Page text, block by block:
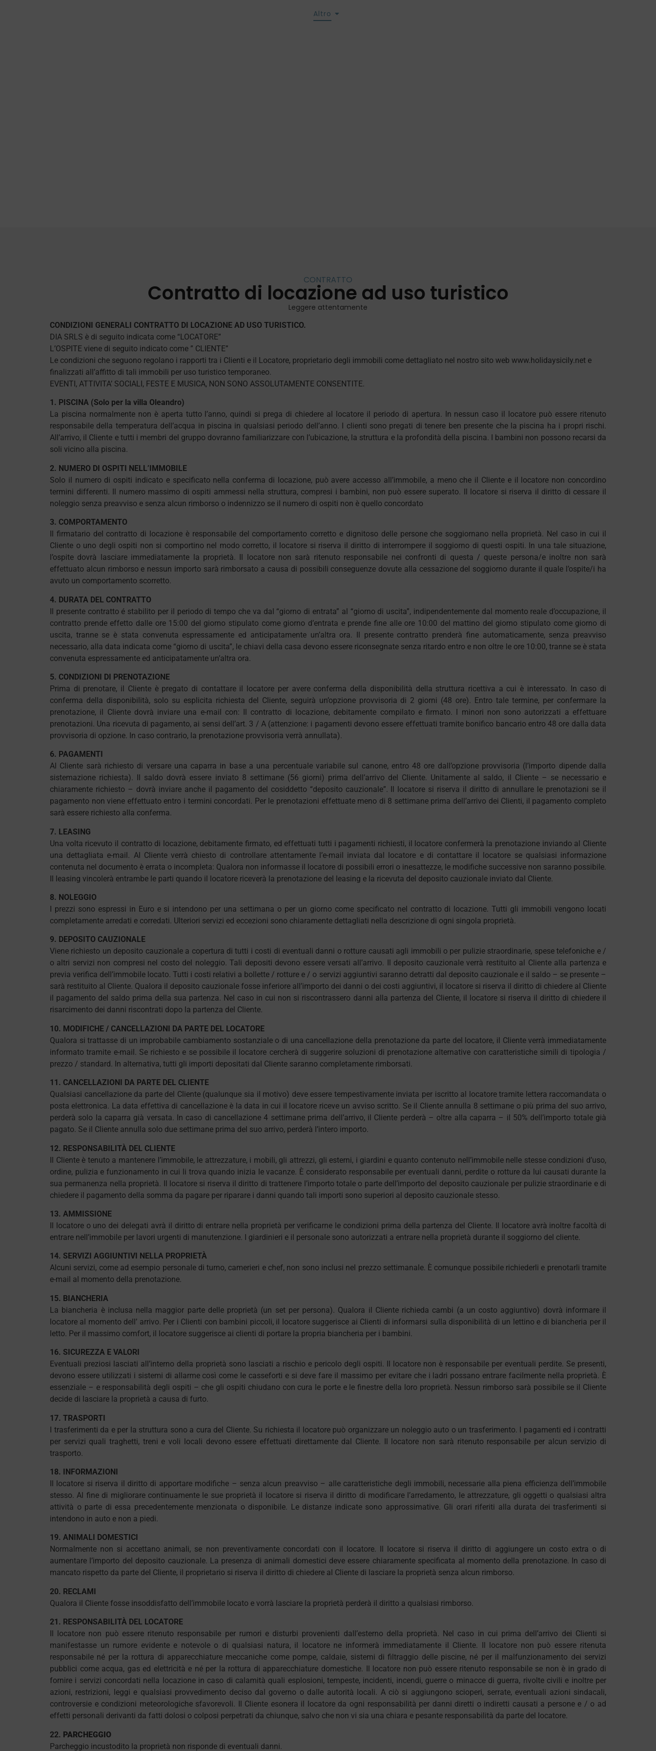
Altro
CONTRATTO
Contratto di locazione ad uso turistico
Leggere attentamente
CONDIZIONI GENERALI CONTRATTO DI LOCAZIONE AD USO TURISTICO.
DIA SRLS è di seguito indicata come “LOCATORE”
L’OSPITE viene di seguito indicato come ” CLIENTE”
Le condizioni che seguono regolano i rapporti tra i Clienti e il Locatore, proprietario degli immobili come dettagliato nel nostro sito web www.holidaysicily.net e
finalizzati all’affitto di tali immobili per uso turistico temporaneo.
EVENTI, ATTIVITA’ SOCIALI, FESTE E MUSICA, NON SONO ASSOLUTAMENTE CONSENTITE.
1. PISCINA (Solo per la villa Oleandro)
La piscina normalmente non è aperta tutto l’anno, quindi si prega di chiedere al locatore il periodo di apertura. In nessun caso il locatore può essere ritenuto
responsabile della temperatura dell’acqua in piscina in qualsiasi periodo dell’anno. I clienti sono pregati di tenere ben presente che la piscina ha i propri rischi.
All’arrivo, il Cliente e tutti i membri del gruppo dovranno familiarizzare con l’ubicazione, la struttura e la profondità della piscina. I bambini non possono recarsi da
soli vicino alla piscina.
2. NUMERO DI OSPITI NELL’IMMOBILE
Solo il numero di ospiti indicato e specificato nella conferma di locazione, può avere accesso all’immobile, a meno che il Cliente e il locatore non concordino
termini differenti. Il numero massimo di ospiti ammessi nella struttura, compresi i bambini, non può essere superato. Il locatore si riserva il diritto di cessare il
noleggio senza preavviso e senza alcun rimborso o indennizzo se il numero di ospiti non è quello concordato
3. COMPORTAMENTO
Il firmatario del contratto di locazione è responsabile del comportamento corretto e dignitoso delle persone che soggiornano nella proprietà. Nel caso in cui il
Cliente o uno degli ospiti non si comportino nel modo corretto, il locatore si riserva il diritto di interrompere il soggiorno di questi ospiti. In una tale situazione,
l’ospite dovrà lasciare immediatamente la proprietà. Il locatore non sarà ritenuto responsabile nei confronti di questa / queste persona/e inoltre non sarà
effettuato alcun rimborso e nessun importo sarà rimborsato a causa di possibili conseguenze dovute alla cessazione del soggiorno durante il quale l’ospite/i ha
avuto un comportamento scorretto.
4. DURATA DEL CONTRATTO
Il presente contratto é stabilito per il periodo di tempo che va dal “giorno di entrata” al “giorno di uscita”, indipendentemente dal momento reale d’occupazione, il
contratto prende effetto dalle ore 15:00 del giorno stipulato come giorno d’entrata e prende fine alle ore 10:00 del mattino del giorno stipulato come giorno di
uscita, tranne se è stata convenuta espressamente ed anticipatamente un’altra ora. Il presente contratto prenderà fine automaticamente, senza preavviso
necessario, alla data indicata come “giorno di uscita”, le chiavi della casa devono essere riconsegnate senza ritardo entro e non oltre le ore 10:00, tranne se è stata
convenuta espressamente ed anticipatamente un’altra ora.
5. CONDIZIONI DI PRENOTAZIONE
Prima di prenotare, il Cliente è pregato di contattare il locatore per avere conferma della disponibilità della struttura ricettiva a cui è interessato. In caso di
conferma della disponibilità, solo su esplicita richiesta del Cliente, seguirà un’opzione provvisoria di 2 giorni (48 ore). Entro tale termine, per confermare la
prenotazione, il Cliente dovrà inviare una e-mail con: Il contratto di locazione, debitamente compilato e firmato. I minori non sono autorizzati a effettuare
prenotazioni. Una ricevuta di pagamento, ai sensi dell’art. 3 / A (attenzione: i pagamenti devono essere effettuati tramite bonifico bancario entro 48 ore dalla data
provvisoria di opzione. In caso contrario, la prenotazione provvisoria verrà annullata).
6. PAGAMENTI
Al Cliente sarà richiesto di versare una caparra in base a una percentuale variabile sul canone, entro 48 ore dall’opzione provvisoria (l’importo dipende dalla
sistemazione richiesta). Il saldo dovrà essere inviato 8 settimane (56 giorni) prima dell’arrivo del Cliente. Unitamente al saldo, il Cliente – se necessario e
chiaramente richiesto – dovrà inviare anche il pagamento del cosiddetto “deposito cauzionale”. Il locatore si riserva il diritto di annullare le prenotazioni se il
pagamento non viene effettuato entro i termini concordati. Per le prenotazioni effettuate meno di 8 settimane prima dell’arrivo dei Clienti, il pagamento completo
sarà essere richiesto alla conferma.
7. LEASING
Una volta ricevuto il contratto di locazione, debitamente firmato, ed effettuati tutti i pagamenti richiesti, il locatore confermerà la prenotazione inviando al Cliente
una dettagliata e-mail. Al Cliente verrà chiesto di controllare attentamente l’e-mail inviata dal locatore e di contattare il locatore se qualsiasi informazione
contenuta nel documento è errata o incompleta: Qualora non informasse il locatore di possibili errori o inesattezze, le modifiche successive non saranno possibile.
Il leasing vincolerà entrambe le parti quando il locatore riceverà la prenotazione del leasing e la ricevuta del deposito cauzionale inviato dal Cliente.
8. NOLEGGIO
I prezzi sono espressi in Euro e si intendono per una settimana o per un giorno come specificato nel contratto di locazione. Tutti gli immobili vengono locati
completamente arredati e corredati. Ulteriori servizi ed eccezioni sono chiaramente dettagliati nella descrizione di ogni singola proprietà.
9. DEPOSITO CAUZIONALE
Viene richiesto un deposito cauzionale a copertura di tutti i costi di eventuali danni o rotture causati agli immobili o per pulizie straordinarie, spese telefoniche e /
o altri servizi non compresi nel costo del noleggio. Tali depositi devono essere versati all’arrivo. Il deposito cauzionale verrà restituito al Cliente alla partenza e
previa verifica dell’immobile locato. Tutti i costi relativi a bollette / rotture e / o servizi aggiuntivi saranno detratti dal deposito cauzionale e il saldo – se presente –
sarà restituito al Cliente. Qualora il deposito cauzionale fosse inferiore all’importo dei danni o dei costi aggiuntivi, il locatore si riserva il diritto di chiedere al Cliente
il pagamento del saldo prima della sua partenza. Nel caso in cui non si riscontrassero danni alla partenza del Cliente, il locatore si riserva il diritto di chiedere il
risarcimento dei danni riscontrati dopo la partenza del Cliente.
10. MODIFICHE / CANCELLAZIONI DA PARTE DEL LOCATORE
Qualora si trattasse di un improbabile cambiamento sostanziale o di una cancellazione della prenotazione da parte del locatore, il Cliente verrà immediatamente
informato tramite e-mail. Se richiesto e se possibile il locatore cercherà di suggerire soluzioni di prenotazione alternative con caratteristiche simili di tipologia /
prezzo / standard. In alternativa, tutti gli importi depositati dal Cliente saranno completamente rimborsati.
11. CANCELLAZIONI DA PARTE DEL CLIENTE
Qualsiasi cancellazione da parte del Cliente (qualunque sia il motivo) deve essere tempestivamente inviata per iscritto al locatore tramite lettera raccomandata o
posta elettronica. La data effettiva di cancellazione è la data in cui il locatore riceve un avviso scritto. Se il Cliente annulla 8 settimane o più prima del suo arrivo,
perderà solo la caparra già versata. In caso di cancellazione 4 settimane prima dell’arrivo, il Cliente perderà – oltre alla caparra – il 50% dell’importo totale già
pagato. Se il Cliente annulla solo due settimane prima del suo arrivo, perderà l’intero importo.
12. RESPONSABILITÀ DEL CLIENTE
Il Cliente è tenuto a mantenere l’immobile, le attrezzature, i mobili, gli attrezzi, gli esterni, i giardini e quanto contenuto nell’immobile nelle stesse condizioni d’uso,
ordine, pulizia e funzionamento in cui li trova quando inizia le vacanze. È considerato responsabile per eventuali danni, perdite o rotture da lui causati durante la
sua permanenza nella proprietà. Il locatore si riserva il diritto di trattenere l’importo totale o parte dell’importo del deposito cauzionale per pulizie straordinarie e di
chiedere il pagamento della somma da pagare per riparare i danni quando tali importi sono superiori al deposito cauzionale stesso.
13. AMMISSIONE
Il locatore o uno dei delegati avrà il diritto di entrare nella proprietà per verificarne le condizioni prima della partenza del Cliente. Il locatore avrà inoltre facoltà di
entrare nell’immobile per lavori urgenti di manutenzione. I giardinieri e il personale sono autorizzati a entrare nella proprietà durante il soggiorno del cliente.
14. SERVIZI AGGIUNTIVI NELLA PROPRIETÀ
Alcuni servizi, come ad esempio personale di turno, camerieri e chef, non sono inclusi nel prezzo settimanale. È comunque possibile richiederli e prenotarli tramite
e-mail al momento della prenotazione.
15. BIANCHERIA
La biancheria è inclusa nella maggior parte delle proprietà (un set per persona). Qualora il Cliente richieda cambi (a un costo aggiuntivo) dovrà informare il
locatore al momento dell’ arrivo. Per i Clienti con bambini piccoli, il locatore suggerisce ai Clienti di informarsi sulla disponibilità di un lettino e di biancheria per il
letto. Per il massimo comfort, il locatore suggerisce ai clienti di portare la propria biancheria per i bambini.
16. SICUREZZA E VALORI
Eventuali preziosi lasciati all’interno della proprietà sono lasciati a rischio e pericolo degli ospiti. Il locatore non è responsabile per eventuali perdite. Se presenti,
devono essere utilizzati i sistemi di allarme così come le casseforti e si deve fare il massimo per evitare che i ladri possano entrare facilmente nella proprietà. È
essenziale – e responsabilità degli ospiti – che gli ospiti chiudano con cura le porte e le finestre della loro proprietà. Nessun rimborso sarà possibile se il Cliente
decide di lasciare la proprietà a causa di furto.
17. TRASPORTI
I trasferimenti da e per la struttura sono a cura del Cliente. Su richiesta il locatore può organizzare un noleggio auto o un trasferimento. I pagamenti ed i contratti
per servizi quali traghetti, treni e voli locali devono essere effettuati direttamente dal Cliente. Il locatore non sarà ritenuto responsabile per alcun servizio di
trasporto.
18. INFORMAZIONI
Il locatore si riserva il diritto di apportare modifiche – senza alcun preavviso – alle caratteristiche degli immobili, necessarie alla piena efficienza dell’immobile
stesso. Al fine di migliorare continuamente le sue proprietà il locatore si riserva il diritto di modificare l’arredamento, le attrezzature, gli oggetti o qualsiasi altra
attività o parte di essa precedentemente menzionata o disponibile. Le distanze indicate sono approssimative. Gli orari riferiti alla durata dei trasferimenti si
intendono in auto e non a piedi.
19. ANIMALI DOMESTICI
Normalmente non si accettano animali, se non preventivamente concordati con il locatore. Il locatore si riserva il diritto di aggiungere un costo extra o di
aumentare l’importo del deposito cauzionale. La presenza di animali domestici deve essere chiaramente specificata al momento della prenotazione. In caso di
mancato rispetto da parte del Cliente, il proprietario si riserva il diritto di chiedere al Cliente di lasciare la proprietà senza alcun rimborso.
20. RECLAMI
Qualora il Cliente fosse insoddisfatto dell’immobile locato e vorrà lasciare la proprietà perderà il diritto a qualsiasi rimborso.
21. RESPONSABILITÀ DEL LOCATORE
Il locatore non può essere ritenuto responsabile per rumori e disturbi provenienti dall’esterno della proprietà. Nel caso in cui prima dell’arrivo dei Clienti si
manifestasse un rumore evidente e notevole o di qualsiasi natura, il locatore ne informerà immediatamente il Cliente. Il locatore non può essere ritenuta
responsabile né per la rottura di apparecchiature meccaniche come pompe, caldaie, sistemi di filtraggio delle piscine, né per il malfunzionamento dei servizi
pubblici come acqua, gas ed elettricità e né per la rottura di apparecchiature domestiche. Il locatore non può essere ritenuto responsabile se non è in grado di
fornire i servizi concordati nella locazione in caso di calamità quali esplosioni, tempeste, incidenti, incendi, guerre o minacce di guerra, rivolte civili e inoltre per
azioni, restrizioni, leggi e qualsiasi provvedimento deciso dal governo o dalle autorità locali. A ciò si aggiungono scioperi, serrate, eventuali azioni sindacali,
controversie e condizioni meteorologiche sfavorevoli. Il Cliente esonera il locatore da ogni responsabilità per danni diretti o indiretti causati a persone e / o ad
effetti personali derivanti da fatti dolosi o colposi perpetrati da chiunque, salvo che non vi sia una chiara e pesante responsabilità da parte del locatore.
22. PARCHEGGIO
Parcheggio incustodito la proprietà non risponde di eventuali danni.